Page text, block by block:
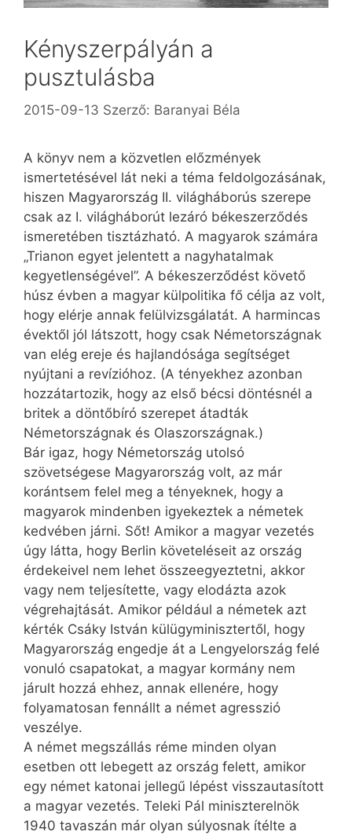
Kényszerpályán a
pusztulásba
2015-09-13 Szerző: Baranyai Béla
A könyv nem a közvetlen előzmények
ismertetésével lát neki a téma feldolgozásának,
hiszen Magyarország II. világháborús szerepe
csak az I. világháborút lezáró békeszerződés
ismeretében tisztázható. A magyarok számára
„Trianon egyet jelentett a nagyhatalmak
kegyetlenségével”. A békeszerződést követő
húsz évben a magyar külpolitika fő célja az volt,
hogy elérje annak felülvizsgálatát. A harmincas
évektől jól látszott, hogy csak Németországnak
van elég ereje és hajlandósága segítséget
nyújtani a revízióhoz. (A tényekhez azonban
hozzátartozik, hogy az első bécsi döntésnél a
britek a döntőbíró szerepet átadták
Németországnak és Olaszországnak.)
Bár igaz, hogy Németország utolsó
szövetségese Magyarország volt, az már
korántsem felel meg a tényeknek, hogy a
magyarok mindenben igyekeztek a németek
kedvében járni. Sőt! Amikor a magyar vezetés
úgy látta, hogy Berlin követeléseit az ország
érdekeivel nem lehet össze­egyeztetni, akkor
vagy nem teljesítette, vagy elodázta azok
végrehajtását. Amikor például a németek azt
kérték Csáky István külügyminisztertől, hogy
Magyarország engedje át a Lengyelország felé
vonuló csapatokat, a magyar kormány nem
járult hozzá ehhez, annak ellenére, hogy
folyamatosan fennállt a német agresszió
veszélye.
A német megszállás réme minden olyan
esetben ott lebegett az ország felett, amikor
egy német katonai jellegű lépést visszautasított
a magyar vezetés. Teleki Pál miniszterelnök
1940 tavaszán már olyan súlyosnak ítélte a